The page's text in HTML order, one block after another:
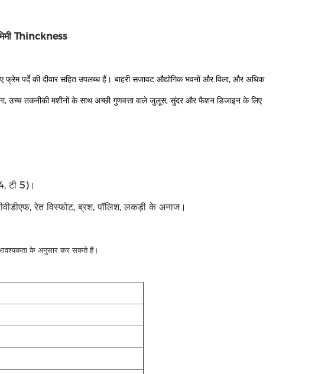
Thinckness
फ्रेम पर्दे की दीवार सहित उपलब्ध हैं। बाहरी सजावट औद्योगिक भवनों और विला, और अधिक
उच्च तकनीकी मशीनों के साथ अच्छी गुणवत्ता वाले जुलूस, सुंदर और फैशन डिजाइन के लिए
टी 5)।
रेत विस्फोट, ब्रश, पॉलिश, लकड़ी के अनाज।
आवश्यकता के अनुसार कर सकते हैं।